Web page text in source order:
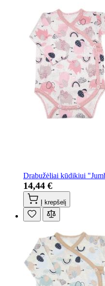
Drabužėliai kūdikiui
14,44 €
Į krepšelį